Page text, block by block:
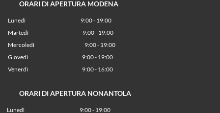
ORARI DI APERTURA MODENA
Lunedì 9:00 - 19:00
Martedì 9:00 - 19:00
Mercoledì 9:00 - 19:00
Giovedì 9:00 - 19:00
Venerdì 9:00 - 16:00
ORARI DI APERTURA NONANTOLA
Lunedì 9:00 - 19:00